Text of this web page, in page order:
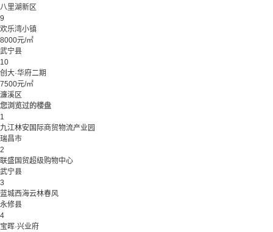
八里湖新区
9
欢乐湾小镇
8000元/㎡
武宁县
10
创大·华府二期
7500元/㎡
濂溪区
您浏览过的楼盘
1
九江林安国际商贸物流产业园
瑞昌市
2
联盛国贸超级购物中心
武宁县
3
蓝城西海云林春风
永修县
4
宝晖·兴业府